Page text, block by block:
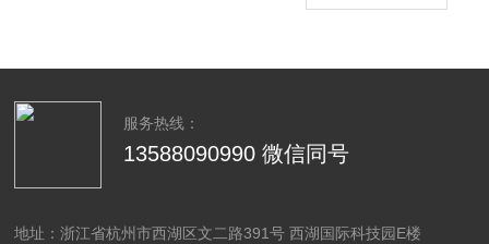
服务热线：
13588090990 微信同号
地址：浙江省杭州市西湖区文二路391号 西湖国际科技园E楼